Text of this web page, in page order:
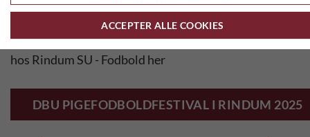
Nærmere oplysninver om fodboldfestivalen følger ...
Klik ind og se billeder fra Pigefodboldfestival 2025
hos Rindum SU - Fodbold her
DBU PIGEFODBOLDFESTIVAL I RINDUM 2025
ACCEPTER ALLE COOKIES